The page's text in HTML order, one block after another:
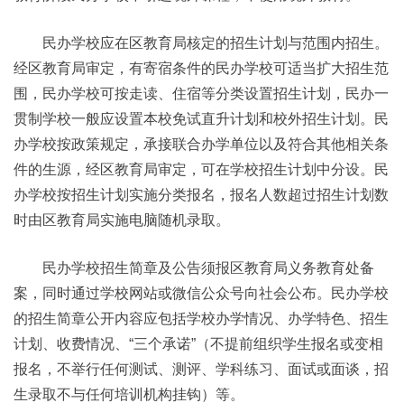
民办学校应在区教育局核定的招生计划与范围内招生。
经区教育局审定，有寄宿条件的民办学校可适当扩大招生范
围，民办学校可按走读、住宿等分类设置招生计划，民办一
贯制学校一般应设置本校免试直升计划和校外招生计划。民
办学校按政策规定，承接联合办学单位以及符合其他相关条
件的生源，经区教育局审定，可在学校招生计划中分设。民
办学校按招生计划实施分类报名，报名人数超过招生计划数
时由区教育局实施电脑随机录取。
民办学校招生简章及公告须报区教育局义务教育处备
案，同时通过学校网站或微信公众号向社会公布。民办学校
的招生简章公开内容应包括学校办学情况、办学特色、招生
计划、收费情况、“三个承诺”（不提前组织学生报名或变相
报名，不举行任何测试、测评、学科练习、面试或面谈，招
生录取不与任何培训机构挂钩）等。